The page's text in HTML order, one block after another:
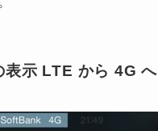
表示 LTE から 4G へ